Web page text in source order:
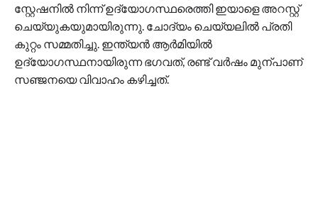
സ്റ്റേഷനിൽ നിന്ന് ഉദ്യോഗസ്ഥരെത്തി ഇയാളെ അറസ്റ്റ്
ചെയ്യുകയുമായിരുന്നു. ചോദ്യം ചെയ്യലിൽ പ്രതി
കുറ്റം സമ്മതിച്ചു. ഇന്ത്യൻ ആർമിയിൽ
ഉദ്യോഗസ്ഥനായിരുന്ന ഭഗവത്, രണ്ട് വർഷം മുന്പാണ്
സഞ്ജനയെ വിവാഹം കഴിച്ചത്.